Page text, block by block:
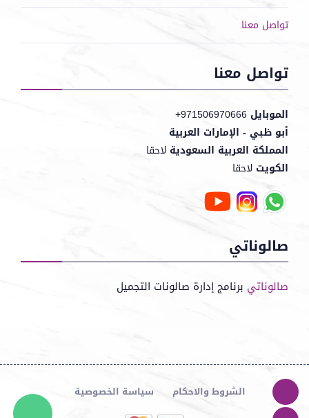
تواصل معنا
تواصل معنا
الموبايل +971506970666
أبو ظبي - الإمارات العربية
المملكة العربية السعودية لاحقا
الكويت لاحقا
صالوناتي
صالوناتي برنامج إدارة صالونات التجميل
الشروط والاحكام سياسة الخصوصية